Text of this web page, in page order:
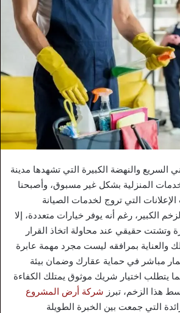
السريع والنهضة الكبيرة التي تشهدها مدينة
المنزلية بشكل غير مسبوق، وأصبحنا
التي تروج لخدمات الصيانة
الكبير، رغم أنه يوفر خيارات متعددة، إلا
وتشتت حقيقي عند محاولة اتخاذ القرار
والعناية بمرافقه ليست مجرد مهمة عابرة
مباشر في حماية عقارك وضمان بيئة
يتطلب اختيار شريك موثوق يمتلك الكفاءة
هذا الزخم، تبرز شركة أرض المشروع
التي جمعت بين الخبرة الطويلة